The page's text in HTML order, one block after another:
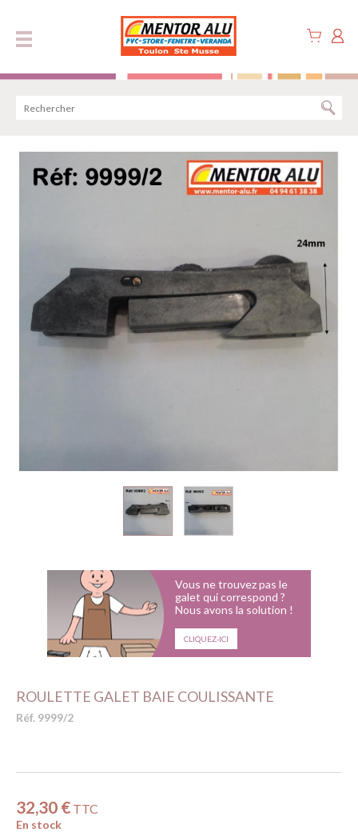
Vous ne trouvez pas le
galet qui correspond ?
Nous avons la solution !
CLIQUEZ-ICI
ROULETTE GALET BAIE COULISSANTE
Réf. 9999/2
32,30 € TTC
En stock